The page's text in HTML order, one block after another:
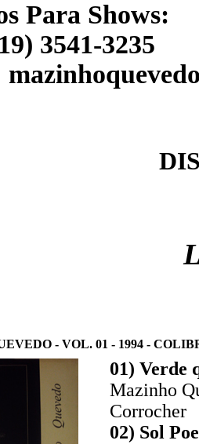
Para Shows:
3541-3235
- VOL. 01 - 1994 -
01) Verde
Mazinho
Corrocher
02) Sol